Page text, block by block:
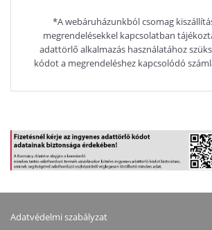
*A webáruházunkból csomag
megrendelésekkel kapcsolatban
adattörlő alkalmazás használatához
kódot a megrendeléshez kapcsolódó
Adatvédelmi szabályzat